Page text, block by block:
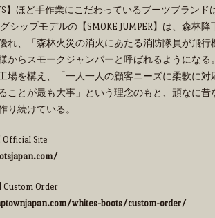
】ほど手作業にこだわっているブーツブラン
シップモデルの【SMOKE JUMPER】は、森林
れ、「森林火災の消火にあたる消防隊員が飛行
からスモークジャンパーと呼ばれるようになる
場を構え、「一人一人の顧客ニーズに柔軟に対
ことが最も大事」という理念のもと、頑なに昔
り続けている。
Official Site
Custom Order
whites-boots/custom-order/